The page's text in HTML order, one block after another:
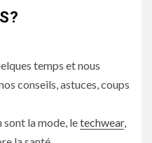
temps et nous
conseils, astuces, coups
la mode, letechwear,